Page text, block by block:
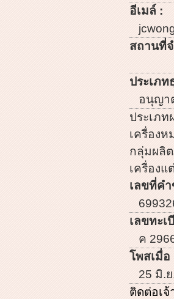
อีเมล์ :
สถานที่
ประเภท
อนุญา
ประเภท
เครื่องห
กลุ่มผลิ
เครื่อง
เลขที่ค
เลขทะเ
ค
โพสเมื่อ
25 มิ.
ติดต่อเจ้